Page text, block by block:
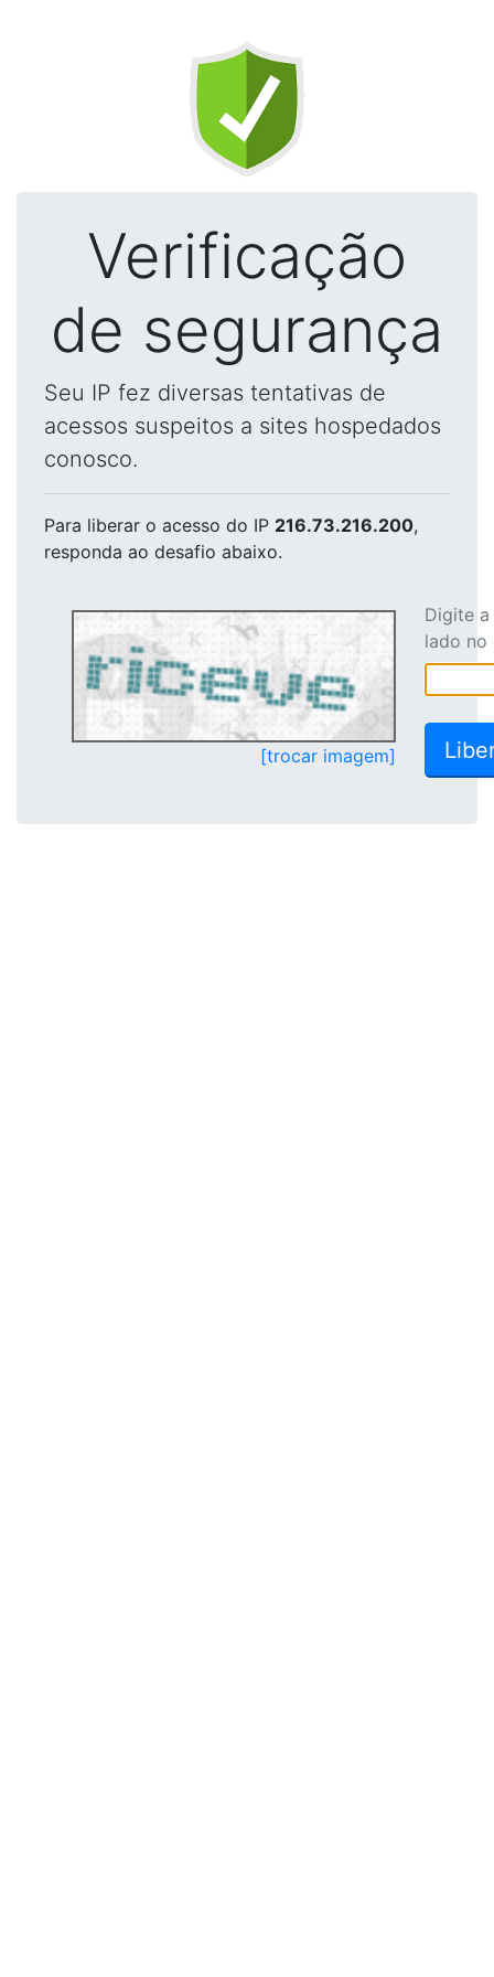
Verificação
de segurança
Seu IP fez diversas tentativas de
acessos suspeitos a sites hospedados
conosco.
Para liberar o acesso do IP 216.73.216.200,
responda ao desafio abaixo.
[trocar imagem]
Digite
lado no